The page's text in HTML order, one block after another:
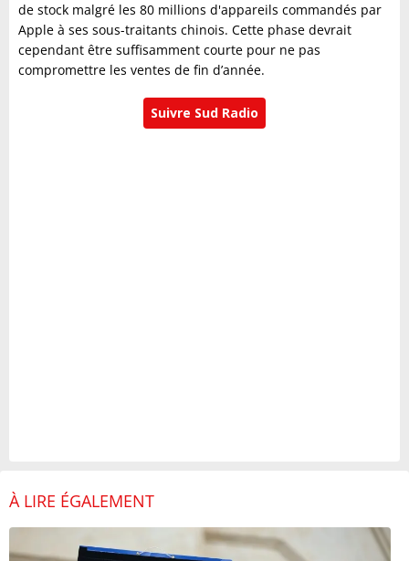
de stock malgré les 80 millions d'appareils commandés par
Apple à ses sous-traitants chinois. Cette phase devrait
cependant être suffisamment courte pour ne pas
compromettre les ventes de fin d’année.
Suivre Sud Radio
À LIRE ÉGALEMENT